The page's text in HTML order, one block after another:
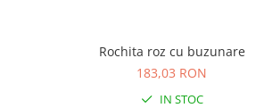
Rochita roz cu buzunare
183,03 RON
IN STOC